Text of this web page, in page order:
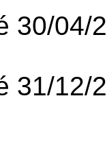
30/04/
31/12/